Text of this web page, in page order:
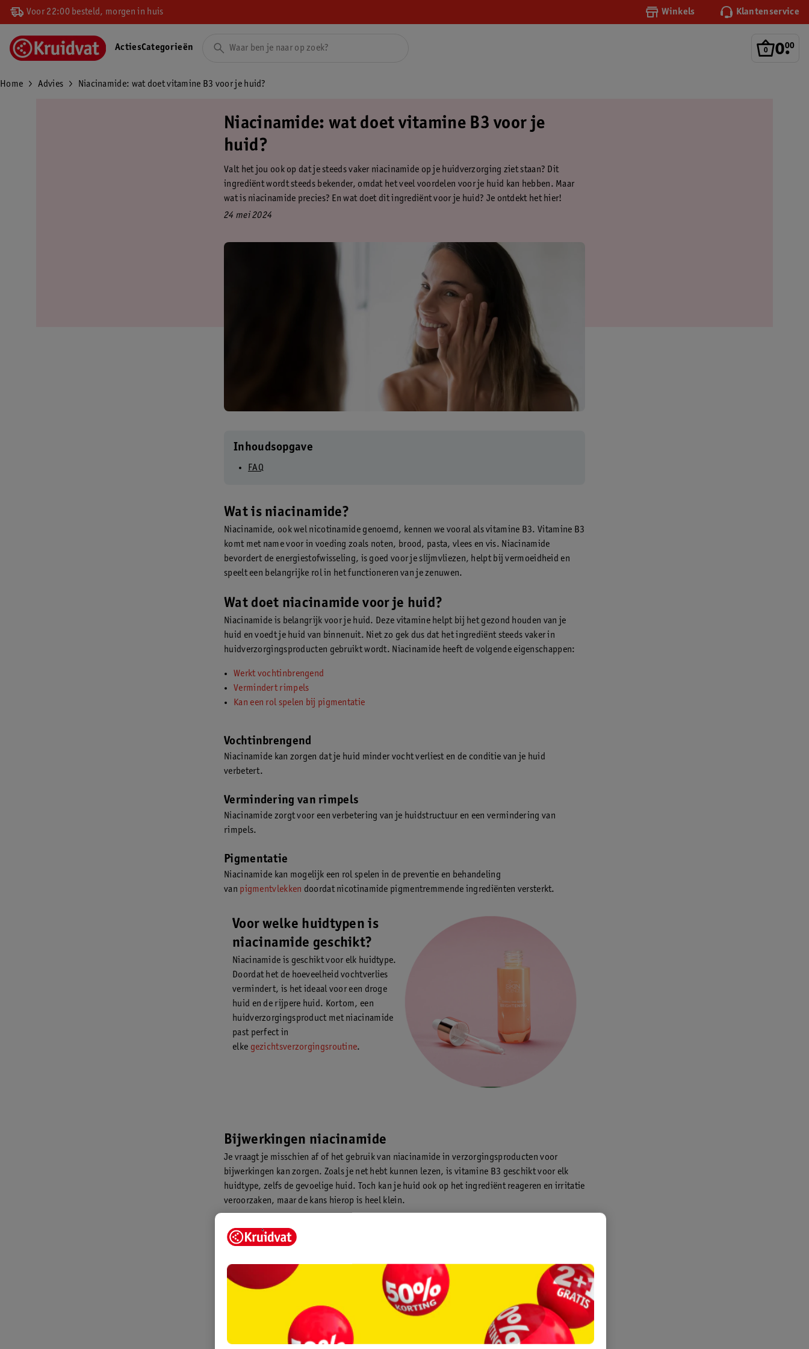
Voor 22:00 besteld, morgen in huis Winkels Klantenservice
0.
00
ActiesCategorieën
Home Advies Niacinamide: wat doet vitamine B3 voor je huid?
Niacinamide: wat doet vitamine B3 voor je
huid?
Valt het jou ook op dat je steeds vaker niacinamide op je huidverzorging ziet staan? Dit
ingrediënt wordt steeds bekender, omdat het veel voordelen voor je huid kan hebben. Maar
wat is niacinamide precies? En wat doet dit ingrediënt voor je huid? Je ontdekt het hier!
24 mei 2024
Inhoudsopgave
FAQ
Wat is niacinamide?
Niacinamide, ook wel nicotinamide genoemd, kennen we vooral als vitamine B3. Vitamine B3
komt met name voor in voeding zoals noten, brood, pasta, vlees en vis. Niacinamide
bevordert de energiestofwisseling, is goed voor je slijmvliezen, helpt bij vermoeidheid en
speelt een belangrijke rol in het functioneren van je zenuwen.
Wat doet niacinamide voor je huid?
Niacinamide is belangrijk voor je huid. Deze vitamine helpt bij het gezond houden van je
huid en voedt je huid van binnenuit. Niet zo gek dus dat het ingrediënt steeds vaker in
huidverzorgingsproducten gebruikt wordt. Niacinamide heeft de volgende eigenschappen:
Werkt vochtinbrengend
Vermindert rimpels
Kan een rol spelen bij pigmentatie
Vochtinbrengend
Niacinamide kan zorgen dat je huid minder vocht verliest en de conditie van je huid
verbetert.
Vermindering van rimpels
Niacinamide zorgt voor een verbetering van je huidstructuur en een vermindering van
rimpels.
Pigmentatie
Niacinamide kan mogelijk een rol spelen in de preventie en behandeling
van pigmentvlekken doordat nicotinamide pigmentremmende ingrediënten versterkt.
Voor welke huidtypen is
niacinamide geschikt?
Niacinamide is geschikt voor elk huidtype.
Doordat het de hoeveelheid vochtverlies
vermindert, is het ideaal voor een droge
huid en de rijpere huid. Kortom, een
huidverzorgingsproduct met niacinamide
past perfect in
elke gezichtsverzorgingsroutine.
Bijwerkingen niacinamide
Je vraagt je misschien af of het gebruik van niacinamide in verzorgingsproducten voor
bijwerkingen kan zorgen. Zoals je net hebt kunnen lezen, is vitamine B3 geschikt voor elk
huidtype, zelfs de gevoelige huid. Toch kan je huid ook op het ingrediënt reageren en irritatie
veroorzaken, maar de kans hierop is heel klein.
Het gebruik van niacinamide
Niacinamide is eenvoudig te gebruiken. Het wordt vaak als ingrediënt toegevoegd aan
huidverzorgingsproducten. Het is veilig voor je huid en geschikt voor dagelijkse gebruik. Je
kunt het zowel in de ochtend als in de avond gebruiken.
Niacinamide combineren
Niacinamide wordt ook vaak gebruikt in combinatie met hyaluronzuurenretinol. Deze
ingrediënten zijn goed te combineren. Gebruik wel altijd eerst niacinamide en daarna pas